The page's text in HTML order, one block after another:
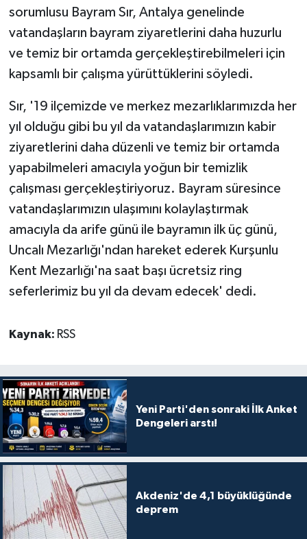
sorumlusu Bayram Sır, Antalya genelinde
vatandaşların bayram ziyaretlerini daha huzurlu
ve temiz bir ortamda gerçekleştirebilmeleri için
kapsamlı bir çalışma yürüttüklerini söyledi.
Sır, '19 ilçemizde ve merkez mezarlıklarımızda her
yıl olduğu gibi bu yıl da vatandaşlarımızın kabir
ziyaretlerini daha düzenli ve temiz bir ortamda
yapabilmeleri amacıyla yoğun bir temizlik
çalışması gerçekleştiriyoruz. Bayram süresince
vatandaşlarımızın ulaşımını kolaylaştırmak
amacıyla da arife günü ile bayramın ilk üç günü,
Uncalı Mezarlığı'ndan hareket ederek Kurşunlu
Kent Mezarlığı'na saat başı ücretsiz ring
seferlerimiz bu yıl da devam edecek' dedi.
Kaynak: RSS
Yeni Parti'den sonraki İlk Anket
Dengeleri arstı!
Akdeniz'de 4,1 büyüklüğünde
deprem